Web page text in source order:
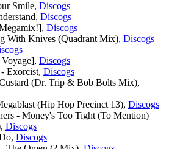
Smile, Discogs
Discogs
Discogs
With Knives (Quadrant Mix), Discogs
Discogs
Exorcist, Discogs
(Dr. Trip & Bob Bolts Mix),
(Hip Hop Precinct 13), Discogs
- Money's Too Tight (To Mention)
Discogs
Discogs